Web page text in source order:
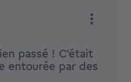
passé ! C'était
entourée par des